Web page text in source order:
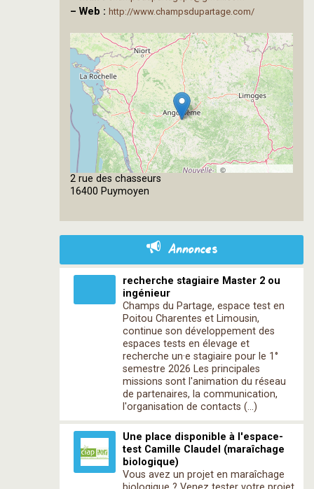
– Web : http://www.champsdupartage.com/
©
2 rue des chasseurs
16400 Puymoyen
Annonces
recherche stagiaire Master 2 ou
ingénieur
Champs du Partage, espace test en
Poitou Charentes et Limousin,
continue son développement des
espaces tests en élevage et
recherche un·e stagiaire pour le 1°
semestre 2026 Les principales
missions sont l'animation du réseau
de partenaires, la communication,
l'organisation de contacts (…)
Une place disponible à l'espace-
test Camille Claudel (maraîchage
biologique)
Vous avez un projet en maraîchage